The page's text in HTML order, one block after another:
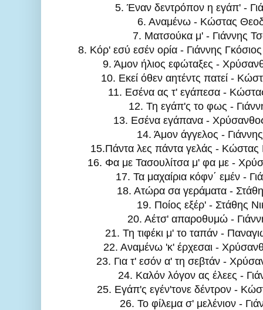
5. Έναν δεντρόπον η εγάπ' -
6. Αναμένω - Κώστας
7. Ματσούκα μ' - Γιάννης
8. Κόρ' εσύ εσέν ορία - Γιάννης
9. Άμον ήλιος εφώταξες -
10. Εκεί όθεν αητέντς πατεί -
11. Εσένα ας τ' εγάπεσα -
12. Τη εγάπ'ς το φως -
13. Εσένα εγάπανα -
14. Άμον άγγελος -
15.Πάντα λες πάντα γελάς -
16. Φα με Τασουλίτσα μ' φα με -
17. Τα μαχαίρια κόφν΄ εμέν -
18. Ατώρα σα γεράματα -
19. Ποίος εξέρ' - Στάθης
20. Αέτσ' απαροθυμώ -
21. Τη τιφέκι μ' το ταπάν -
22. Αναμένω 'κ' έρχεσαι -
23. Για τ' εσόν α' τη σεβτάν -
24. Καλόν λόγον ας έλεες -
25. Εγάπ'ς εγέν'τονε δέντρον -
26. Το φίλεμα σ' μελένιον -